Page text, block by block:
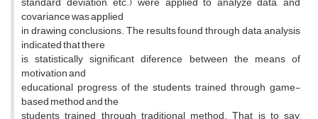
covariance was applied
in drawing conclusions. The results found through data analysis
indicated that there
is statistically significant diference between the means of
motivation and
educational progress of the students trained through game-
based method and the